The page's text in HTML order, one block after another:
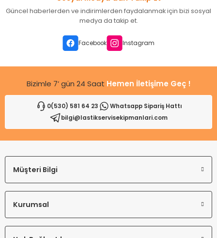
Ürün resmi kalitesiz, bozuk veya görüntülenemiyor.
Ürün açıklamasında eksik bilgiler bulunuyor.
Ürün fiyatı diğer sitelerden daha pahalı.
Gönder
Güncel haberlerden ve indirimlerden faydalanmak için bizi sosyal
medya da takip et.
Facebook Instagram
Bizimle 7’ gün 24 Saat Hemen İletişime Geç !
0(530) 581 64 23
Whatsapp Sipariş Hattı
bilgi@lastikservisekipmanlari.com
Müşteri Bilgi
Kurumsal